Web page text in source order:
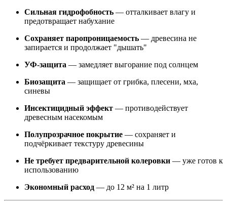
Сильная гидрофобность — отталкивает влагу и
предотвращает набухание
Сохраняет паропроницаемость — древесина не
запирается и продолжает "дышать"
УФ-защита — замедляет выгорание под солнцем
Биозащита — защищает от грибка, плесени, мха,
синевы
Инсектицидный эффект — противодействует
древесным насекомым
Полупрозрачное покрытие — сохраняет и
подчёркивает текстуру древесины
Не требует предварительной колеровки — уже готов к
использованию
Экономный расход — до 12 м² на 1 литр